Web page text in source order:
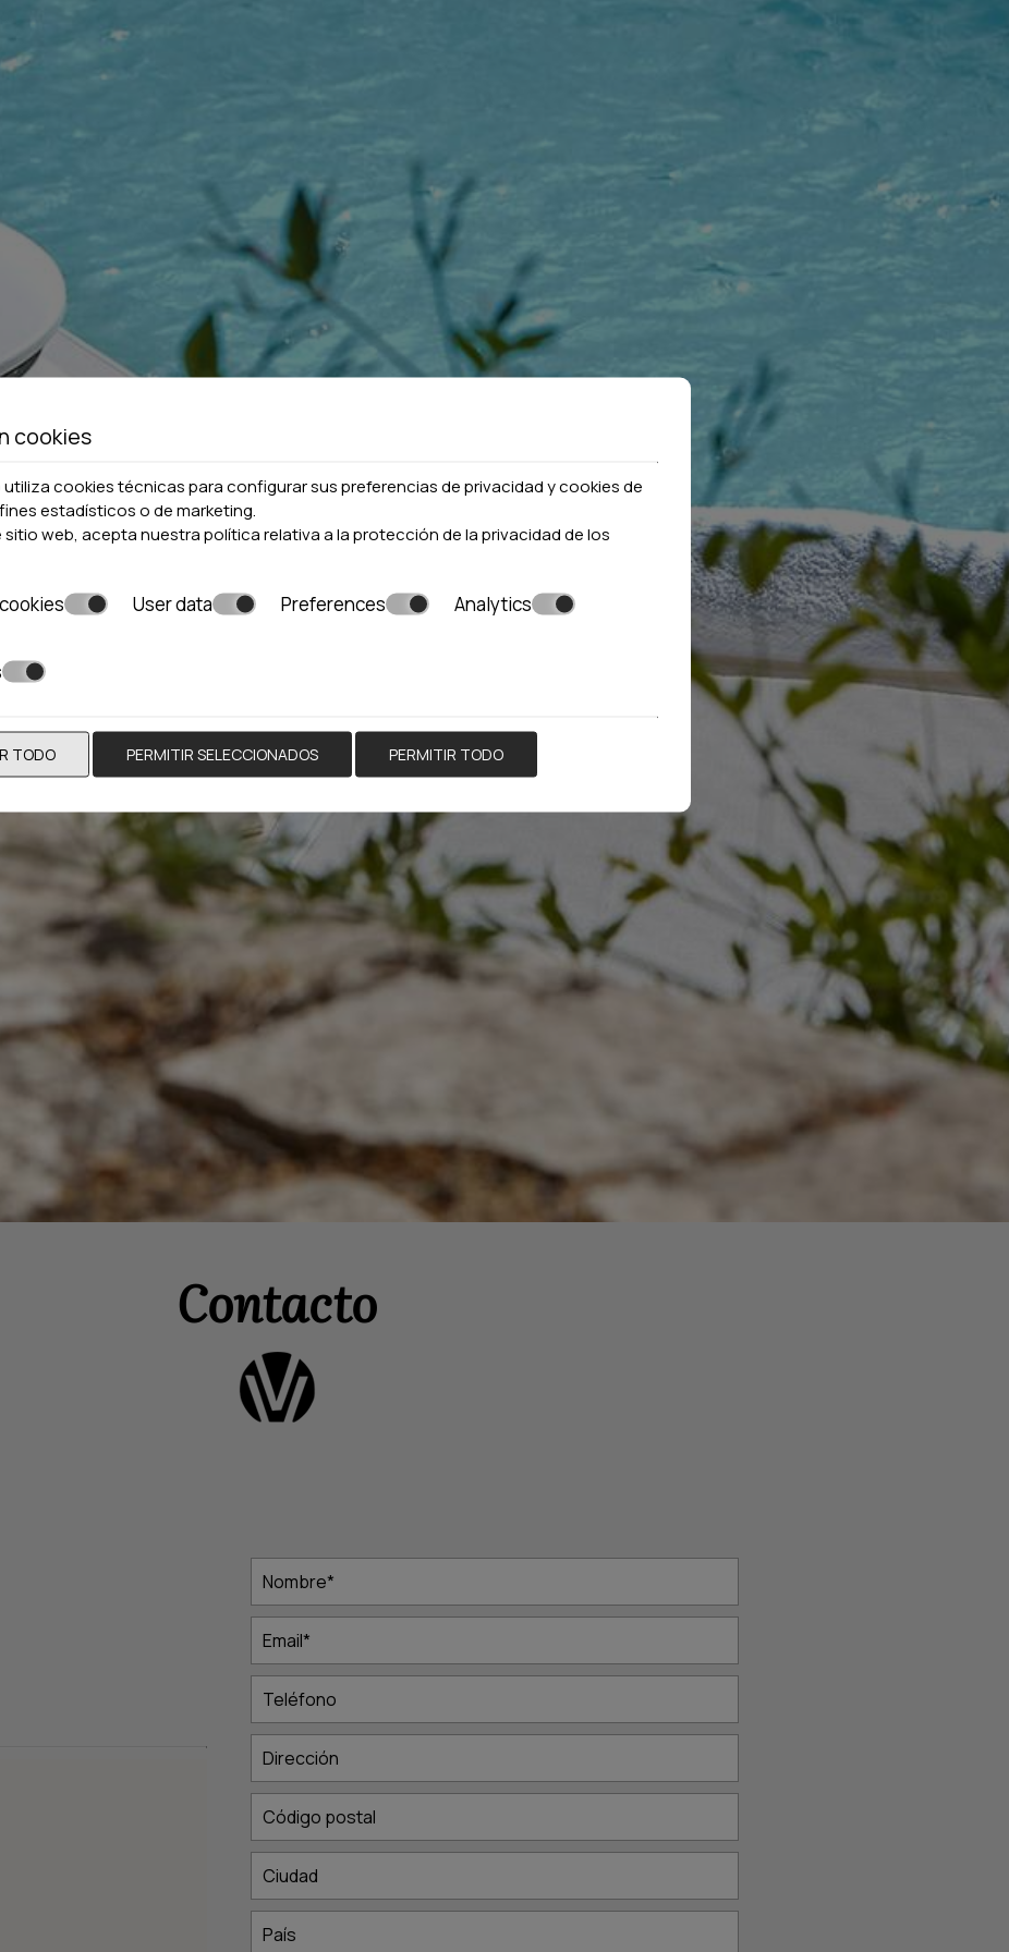
Contacto
cookies
utiliza cookies técnicas para configurar sus preferencias de privacidad y cookies de
estadísticos o de marketing.
sitio web, acepta nuestra política relativa a laprotección de la privacidad de los
User data Preferences Analytics
TODO PERMITIR SELECCIONADOS PERMITIR TODO